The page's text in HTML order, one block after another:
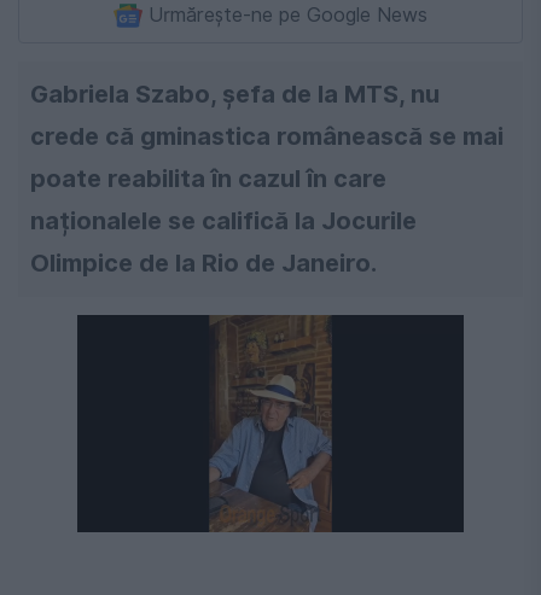
Urmărește-ne pe Google News
Gabriela Szabo, șefa de la MTS, nu
crede că gminastica românească se mai
poate reabilita în cazul în care
naționalele se califică la Jocurile
Olimpice de la Rio de Janeiro.